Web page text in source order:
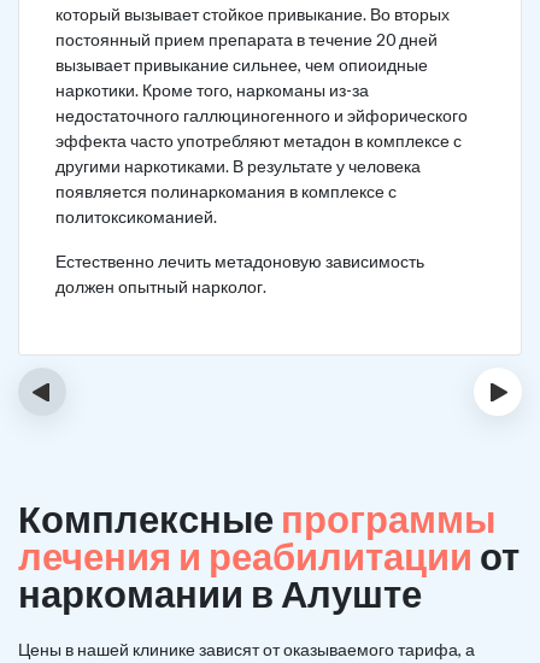
который вызывает стойкое привыкание. Во вторых
постоянный прием препарата в течение 20 дней
вызывает привыкание сильнее, чем опиоидные
наркотики. Кроме того, наркоманы из-за
недостаточного галлюциногенного и эйфорического
эффекта часто употребляют метадон в комплексе с
другими наркотиками. В результате у человека
появляется полинаркомания в комплексе с
политоксикоманией.
Естественно лечить метадоновую зависимость
должен опытный нарколог.
‹ ›
Комплексные программы
лечения и реабилитации от
наркомании в Алуште
Цены в нашей клинике зависят от оказываемого тарифа, а